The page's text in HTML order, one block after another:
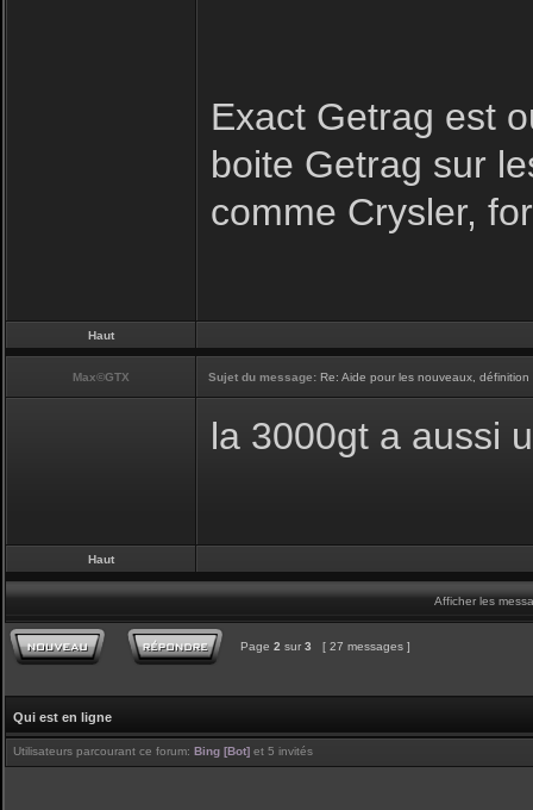
Exact Getrag est
boite Getrag sur
comme Crysler,
Haut
Max©GTX Sujet du message: Re: Aide pour les nouveaux,
la 3000gt a aussi
Haut
Afficher les
Page 2 sur 3 [ 27 messages ]
Qui est en ligne
Utilisateurs parcourant ce forum: Bing [Bot] et 5 invités